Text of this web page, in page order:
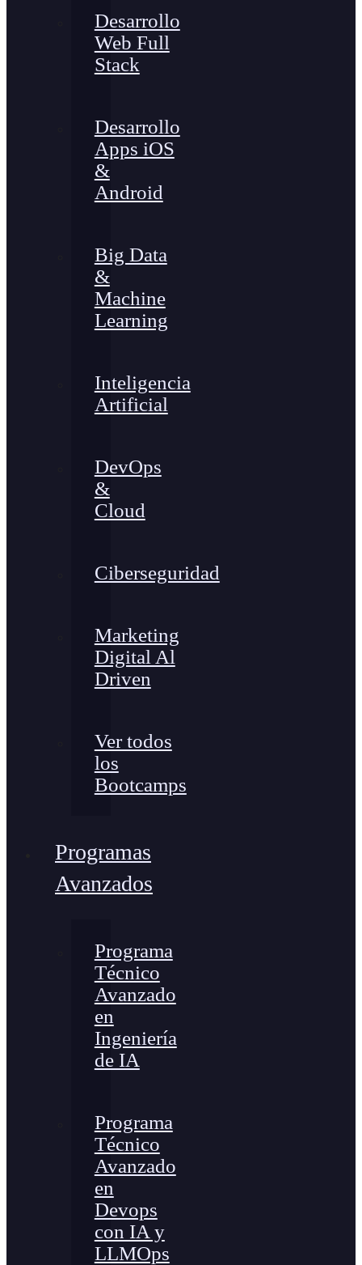
Desarrollo
Web Full
Stack
Desarrollo
Apps iOS
&
Android
Big Data
&
Machine
Learning
Inteligencia
Artificial
DevOps
&
Cloud
Ciberseguridad
Marketing
Digital Al
Driven
Ver todos
los
Bootcamps
Programas
Avanzados
Programa
Técnico
Avanzado
en
Ingeniería
de IA
Programa
Técnico
Avanzado
en
Devops
con IA y
LLMOps